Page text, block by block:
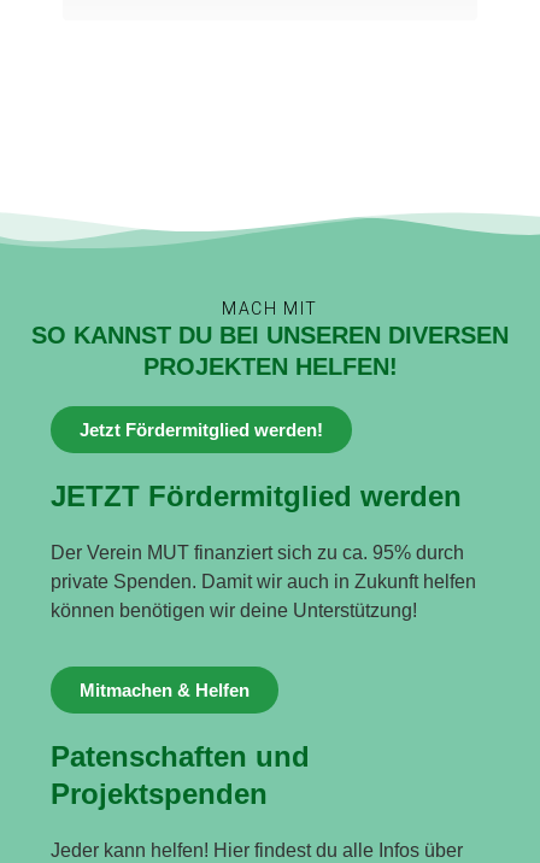
MACH MIT
SO KANNST DU BEI UNSEREN DIVERSEN
PROJEKTEN HELFEN!
Jetzt Fördermitglied werden!
JETZT Fördermitglied werden
Der Verein MUT finanziert sich zu ca. 95% durch
private Spenden. Damit wir auch in Zukunft helfen
können benötigen wir deine Unterstützung!
Mitmachen & Helfen
Patenschaften und
Projektspenden
Jeder kann helfen! Hier findest du alle Infos über